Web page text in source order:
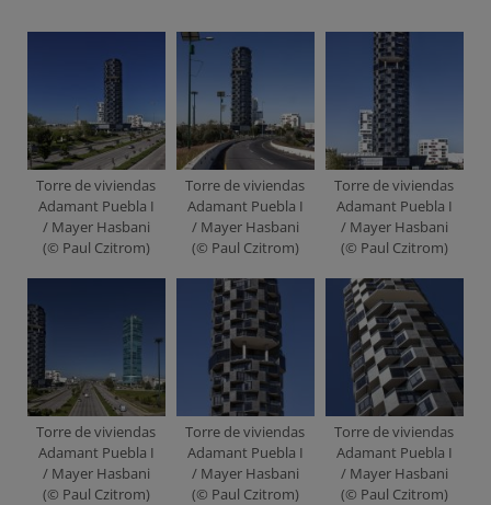
Torre de viviendas
Adamant Puebla I
/ Mayer Hasbani
(© Paul Czitrom)
Torre de viviendas
Adamant Puebla I
/ Mayer Hasbani
(© Paul Czitrom)
Torre de viviendas
Adamant Puebla I
/ Mayer Hasbani
(© Paul Czitrom)
Torre de viviendas
Adamant Puebla I
/ Mayer Hasbani
(© Paul Czitrom)
Torre de viviendas
Adamant Puebla I
/ Mayer Hasbani
(© Paul Czitrom)
Torre de viviendas
Adamant Puebla I
/ Mayer Hasbani
(© Paul Czitrom)